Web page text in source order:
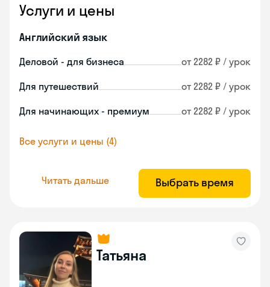
Услуги и цены
Английский язык
Деловой - для бизнеса от 2282 ₽ / урок
Для путешествий от 2282 ₽ / урок
Для начинающих - премиум от 2282 ₽ / урок
Все услуги и цены (4)
Читать дальше Выбрать время
Татьяна